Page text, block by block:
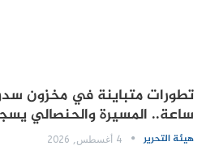
ساعة.. المسيرة والحنصالي
هيئة التحرير 4 أغسطس, 2026